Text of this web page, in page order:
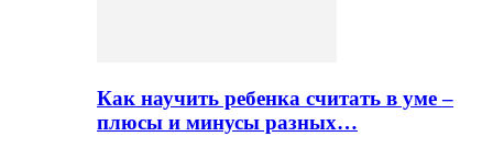
Как научить ребенка считать в уме –
плюсы и минусы разных…